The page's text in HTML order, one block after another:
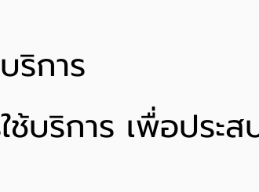
ใช้บริการ เพื่อปร
ริการ